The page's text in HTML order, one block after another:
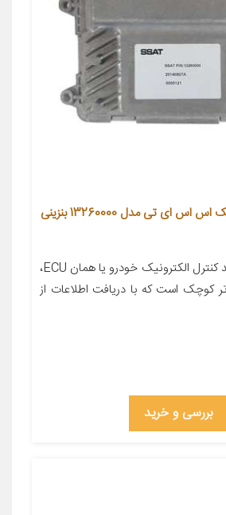
واحد کنترل الکترونیک اس اس ای تی مدل 13260000 بنزینی
معرفی محصول واحد کنترل الکترونیک خودرو یا همان ECU،
کوچک است که با دریافت اطلاعات از
بررسی و خرید